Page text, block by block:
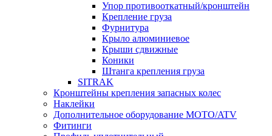
Упор противооткатный/кронштейн
Крепление груза
Фурнитура
Крыло алюминиевое
Крыши сдвижные
Коники
Штанга крепления груза
SITRAK
Кронштейны крепления запасных колес
Наклейки
Дополнительное оборудование MOTO/ATV
Фитинги